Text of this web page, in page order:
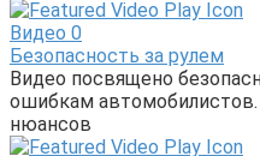
Видео 0
Безопасность за рулем
Видео посвящено
ошибкам
нюансов